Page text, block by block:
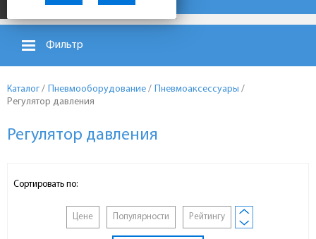
Фильтр
Каталог / Пневмооборудование / Пневмоаксессуары /
Регулятор давления
Регулятор давления
Сортировать по:
Цене Популярности Рейтингу